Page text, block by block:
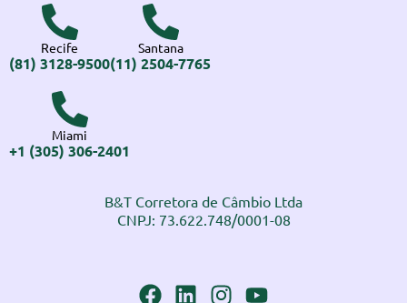
Recife
(81) 3128-9500
Santana
(11) 2504-7765
Miami
+1 (305) 306-2401
B&T Corretora de Câmbio Ltda
CNPJ: 73.622.748/0001-08